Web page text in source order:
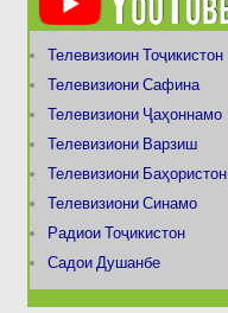
Телевизиоин Тоҷикистон
Телевизиони Сафина
Телевизиони Ҷаҳоннамо
Телевизиони Варзиш
Телевизиони Баҳористон
Телевизиони Синамо
Радиои Тоҷикистон
Садои Душанбе